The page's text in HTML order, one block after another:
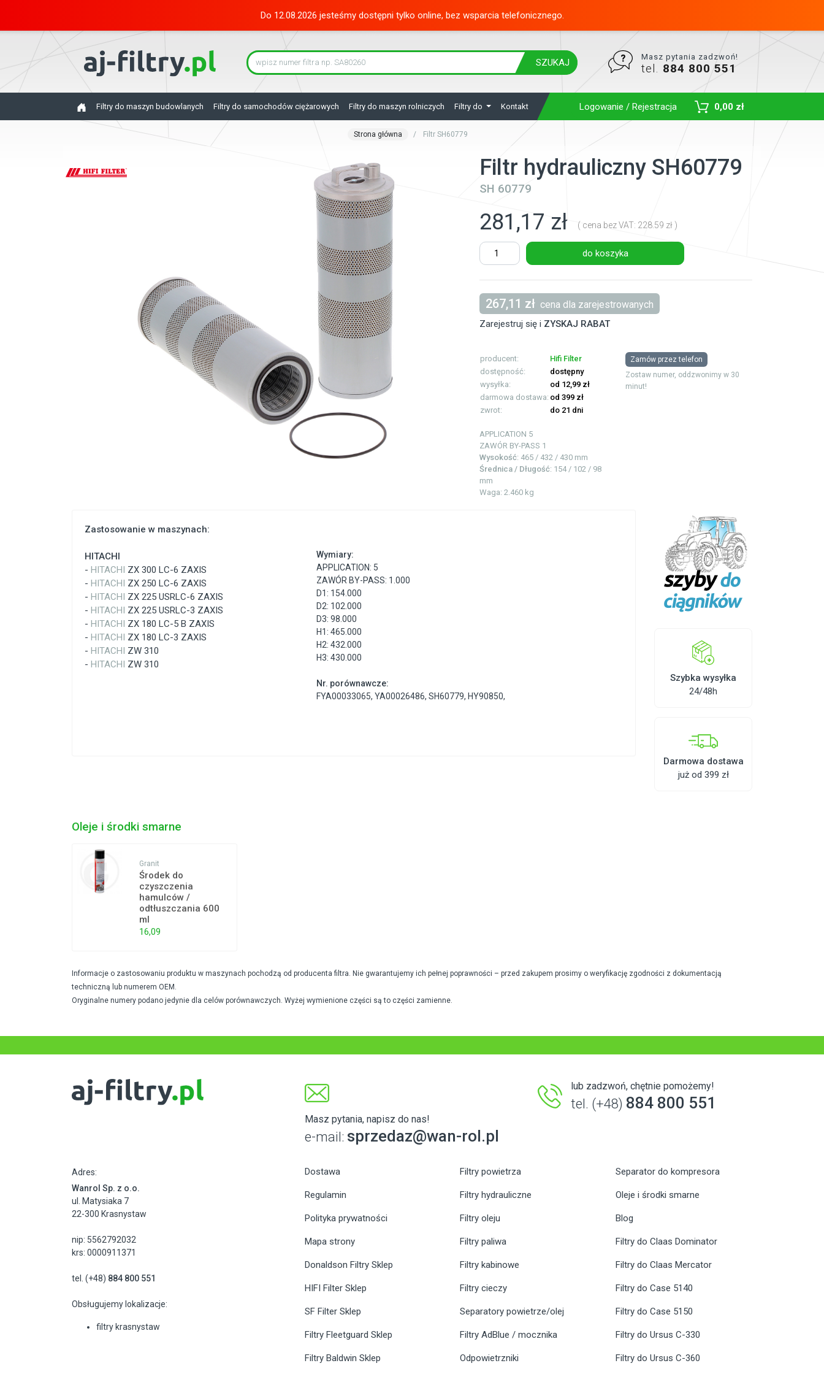
Do 12.08.2026 jesteśmy dostępni tylko online, bez wsparcia telefonicznego.
SZUKAJ
Masz pytania zadzwoń!
tel. 884 800 551
Filtry do maszyn budowlanych Filtry do samochodów ciężarowych Filtry do maszyn rolniczych Filtry do Kontakt Logowanie / Rejestracja 0,00 zł
Strona główna Filtr SH60779
Filtr hydrauliczny SH60779
SH 60779
281,17 zł ( cena bez VAT: 228.59 zł )
do koszyka
267,11 zł cena dla zarejestrowanych
Zarejestruj się i ZYSKAJ RABAT
producent:
Hifi Filter
dostępność:
dostępny
wysyłka:
od 12,99 zł
darmowa dostawa: od 399 zł
zwrot:
do 21 dni
APPLICATION 5
ZAWÓR BY-PASS 1
Wysokość: 465 / 432 / 430 mm
Średnica / Długość: 154 / 102 / 98
mm
Waga: 2.460 kg
Zamów przez telefon
Zostaw numer, oddzwonimy w 30
minut!
Zastosowanie w maszynach:
HITACHI
- HITACHI
ZX 300 LC-6 ZAXIS
- HITACHI
ZX 250 LC-6 ZAXIS
- HITACHI
ZX 225 USRLC-6 ZAXIS
- HITACHI
ZX 225 USRLC-3 ZAXIS
- HITACHI
ZX 180 LC-5 B ZAXIS
- HITACHI
ZX 180 LC-3 ZAXIS
- HITACHI
ZW 310
- HITACHI ZW 310
Wymiary:
APPLICATION: 5
ZAWÓR BY-PASS: 1.000
D1: 154.000
D2: 102.000
D3: 98.000
H1: 465.000
H2: 432.000
H3: 430.000
Nr. porównawcze:
FYA00033065,YA00026486,SH60779, HY90850,
Szybka wysyłka
24/48h
Darmowa dostawa
już od 399 zł
Oleje i środki smarne
Granit
Środek do
czyszczenia
hamulców /
odtłuszczania 600
ml
16,09
Informacje o zastosowaniu produktu w maszynach pochodzą od producenta filtra. Nie gwarantujemy ich pełnej poprawności – przed zakupem prosimy o weryfikację zgodności z dokumentacją
techniczną lub numerem OEM.
Oryginalne numery podano jedynie dla celów porównawczych. Wyżej wymienione części są to części zamienne.
Masz pytania, napisz do nas!
e-mail: sprzedaz@wan-rol.pl
lub zadzwoń, chętnie pomożemy!
tel. (+48) 884 800 551
Adres:
Wanrol Sp. z o.o.
ul. Matysiaka 7
22-300 Krasnystaw
nip: 5562792032
krs: 0000911371
tel. (+48) 884 800 551
Obsługujemy lokalizacje:
filtry krasnystaw
Dostawa
Regulamin
Polityka prywatności
Mapa strony
Donaldson Filtry Sklep
HIFI Filter Sklep
SF Filter Sklep
Filtry Fleetguard Sklep
Filtry Baldwin Sklep
Filtry powietrza
Filtry hydrauliczne
Filtry oleju
Filtry paliwa
Filtry kabinowe
Filtry cieczy
Separatory powietrze/olej
Filtry AdBlue / mocznika
Odpowietrzniki
Separator do kompresora
Oleje i środki smarne
Blog
Filtry do Claas Dominator
Filtry do Claas Mercator
Filtry do Case 5140
Filtry do Case 5150
Filtry do Ursus C-330
Filtry do Ursus C-360